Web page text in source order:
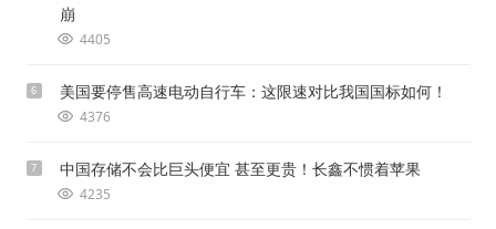
崩
4405
6 美国要停售高速电动自行车：这限速对比我国国标如何！
4376
7 中国存储不会比巨头便宜 甚至更贵！长鑫不惯着苹果
4235